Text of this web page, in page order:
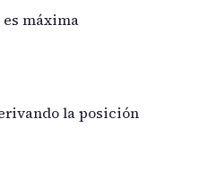
máxima
la posición